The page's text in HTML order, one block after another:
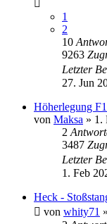
1
2
10
9263
Letzter
27. Jun
Höherlegung
von Maksa » 1.
2
3487
Letzter
1. Feb
Heck -
von whity71